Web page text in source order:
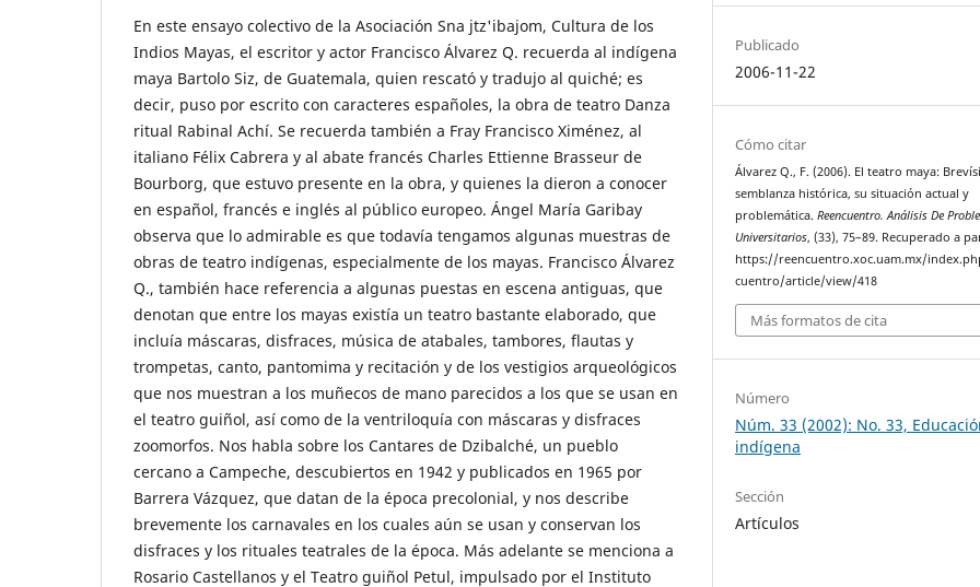
En este ensayo colectivo de la Asociación Sna jtz'ibajom, Cultura de los
Indios Mayas, el escritor y actor Francisco Álvarez Q. recuerda al indígena
maya Bartolo Siz, de Guatemala, quien rescató y tradujo al quiché; es
decir, puso por escrito con caracteres españoles, la obra de teatro Danza
ritual Rabinal Achí. Se recuerda también a Fray Francisco Ximénez, al
italiano Félix Cabrera y al abate francés Charles Ettienne Brasseur de
Bourborg, que estuvo presente en la obra, y quienes la dieron a conocer
en español, francés e inglés al público europeo. Ángel María Garibay
observa que lo admirable es que todavía tengamos algunas muestras de
obras de teatro indígenas, especialmente de los mayas. Francisco Álvarez
Q., también hace referencia a algunas puestas en escena antiguas, que
denotan que entre los mayas existía un teatro bastante elaborado, que
incluía máscaras, disfraces, música de atabales, tambores, flautas y
trompetas, canto, pantomima y recitación y de los vestigios arqueológicos
que nos muestran a los muñecos de mano parecidos a los que se usan en
el teatro guiñol, así como de la ventriloquía con máscaras y disfraces
zoomorfos. Nos habla sobre los Cantares de Dzibalché, un pueblo
cercano a Campeche, descubiertos en 1942 y publicados en 1965 por
Barrera Vázquez, que datan de la época precolonial, y nos describe
brevemente los carnavales en los cuales aún se usan y conservan los
disfraces y los rituales teatrales de la época. Más adelante se menciona a
Rosario Castellanos y el Teatro guiñol Petul, impulsado por el Instituto
Publicado
2006-11-22
Cómo citar
Álvarez Q., F. (2006). El teatro maya:
semblanza histórica, su situación actual y
problemática.Reencuentro. Análisis De
Universitarios, (33), 75–89. Recuperado a
https://reencuentro.xoc.uam.mx/
cuentro/article/view/418
Más formatos de cita
Número
Núm. 33 (2002): No. 33,
indígena
Sección
Artículos